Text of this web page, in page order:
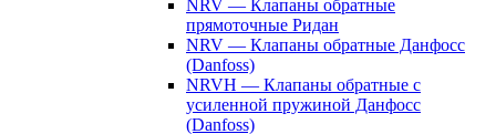
NRV — Клапаны обратные
прямоточные Ридан
NRV — Клапаны обратные Данфосс
(Danfoss)
NRVH — Клапаны обратные с
усиленной пружиной Данфосс
(Danfoss)